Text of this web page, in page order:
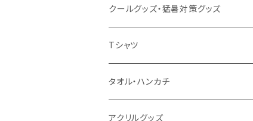
クールグッズ・猛暑対策グッズ
扇風機
うちわ
猛暑グッズ
Tシャツ
カスタムプリントTシャツ（国内プリント）
イージーオーダーTシャツ（海外生産）
タオル・ハンカチ
名入れタオル
アクリルグッズ